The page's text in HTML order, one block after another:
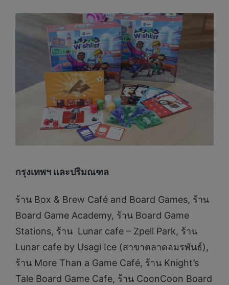
กรุงเทพฯ และปริมณฑล
ร้าน Box & Brew Café and Board Games, ร้าน
Board Game Academy, ร้าน Board Game
Stations, ร้าน Lunar cafe – Zpell Park, ร้าน
Lunar cafe by Usagi Ice (สาขาตลาดอมรพันธ์),
ร้าน More Than a Game Café, ร้าน Knight’s
Tale Board Game Cafe, ร้าน CoonCoon Board